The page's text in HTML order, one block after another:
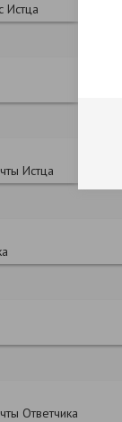
Истца
Истца
Ответчика